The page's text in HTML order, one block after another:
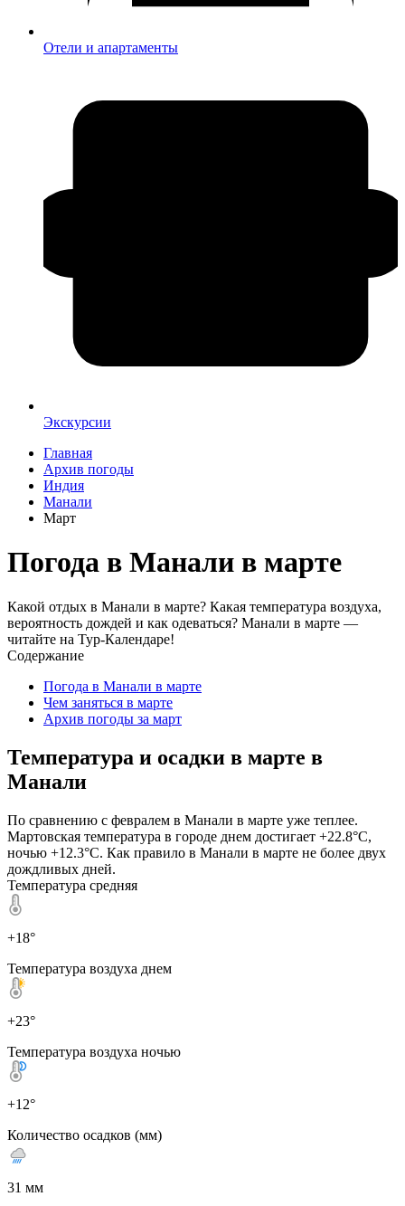
Отели и апартаменты
Экскурсии
Главная
Архив погоды
Индия
Манали
Март
Погода в Манали в марте
Какой отдых в Манали в марте? Какая температура воздуха,
вероятность дождей и как одеваться? Манали в марте —
читайте на Тур-Календаре!
Содержание
Погода в Манали в марте
Чем заняться в марте
Архив погоды за март
Температура и осадки в марте в
Манали
По сравнению с февралем в Манали в марте уже теплее.
Мартовская температура в городе днем достигает +22.8°C,
ночью +12.3°C. Как правило в Манали в марте не более двух
дождливых дней.
Температура средняя
+18°
Температура воздуха днем
+23°
Температура воздуха ночью
+12°
Количество осадков (мм)
31 мм